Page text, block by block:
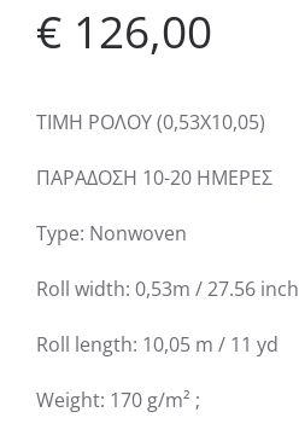
€ 126,00
ΤΙΜΗ ΡΟΛΟΥ (0,53Χ10,05)
ΠΑΡΑΔΟΣΗ 10-20 ΗΜΕΡΕΣ
Type: Nonwoven
Roll width: 0,53m / 27.56 inch
Roll length: 10,05 m / 11 yd
Weight: 170 g/m² ;